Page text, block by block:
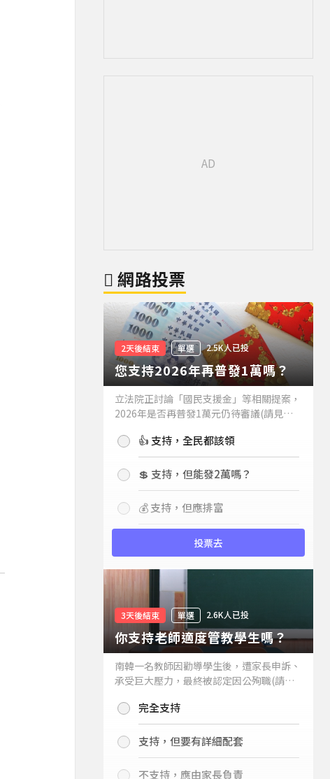
網路投票
2天後結束 單選 2.5K人已投
您支持2026年再普發1萬嗎？
立法院正討論「國民支援金」等相關提案，
2026年是否再普發1萬元仍待審議(請見下
持嗎？👍 支持，全民都該領
💲 支持，但能發2萬嗎？
💰 支持，但應排富
投票去
3天後結束 單選 2.6K人已投
你支持老師適度管教學生嗎？
南韓一名教師因勸導學生後，遭家長申訴、
承受巨大壓力，最終被認定因公殉職(請見
你支持老師適度管教學生嗎？
完全支持
支持，但要有詳細配套
不支持，應由家長負責